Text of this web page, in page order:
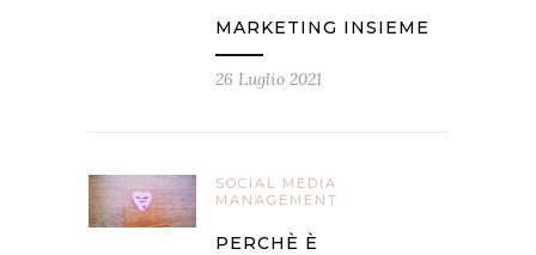
MARKETING INSIEME
26 Luglio 2021
SOCIAL MEDIA
MANAGEMENT
PERCHÈ È